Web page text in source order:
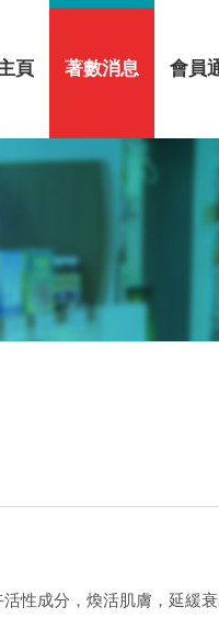
頁 著數消息 會員
性成分，煥活肌膚，延緩